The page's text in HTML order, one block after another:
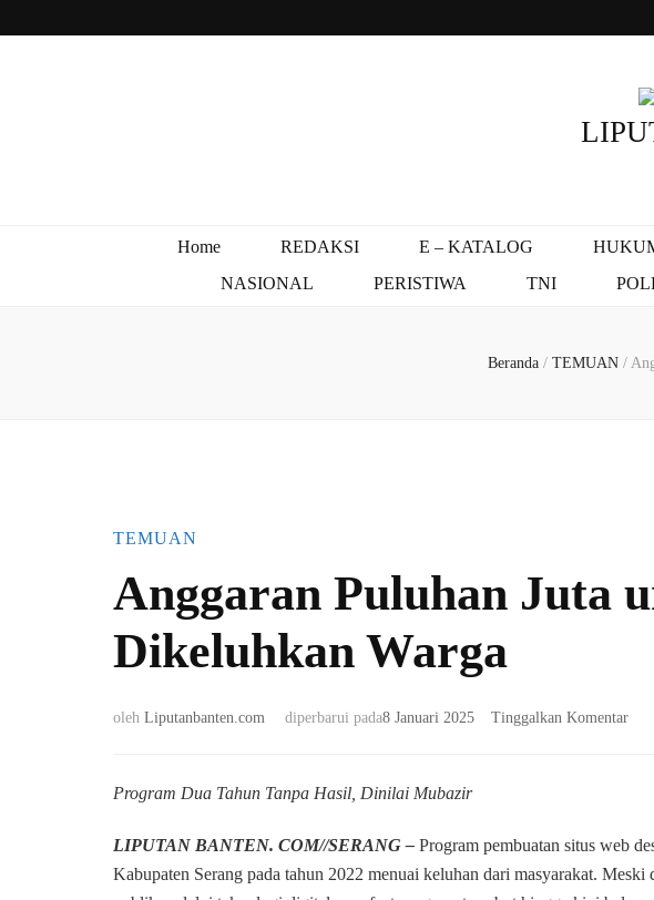
Home REDAKSI E – KATALOG
NASIONAL
PERISTIWA TNI
Beranda / TEMUAN /
TEMUAN
Anggaran Puluhan Juta
Dikeluhkan Warga
oleh Liputanbanten.com diperbarui pada8 Januari 2025 Tinggalkan Komentarpada
Program Dua Tahun Tanpa Hasil, Dinilai Mubazir
LIPUTAN BANTEN. COM//SERANG – Program pembuatan situs web
Kabupaten Serang pada tahun 2022 menuai keluhan dari masyarakat.